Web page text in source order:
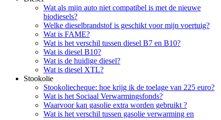
Wat als mijn auto niet compatibel is met de nieuwe
biodiesels?
Welke dieselbrandstof is geschikt voor mijn voertuig?
Wat is FAME?
Wat is het verschil tussen diesel B7 en B10?
Wat is diesel B10?
Wat is de huidige diesel?
Wat is diesel XTL?
Stookolie
Stookoliecheque: hoe krijg ik de toelage van 225 euro?
Wat is het Sociaal Verwarmingsfonds?
Waarvoor kan gasolie extra worden gebruikt ?
Wat is het verschil tussen gasolie verwarming en